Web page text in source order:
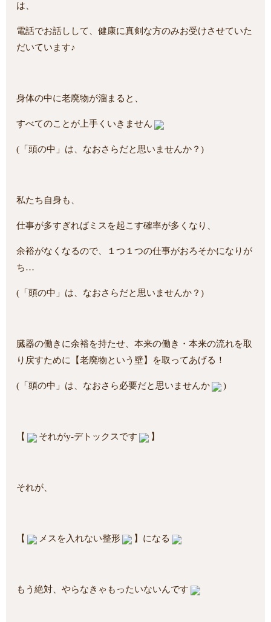
は、
電話でお話しして、健康に真剣な方のみお受けさせていた
だいています♪
身体の中に老廃物が溜まると、
すべてのことが上手くいきません
(「頭の中」は、なおさらだと思いませんか？)
私たち自身も、
仕事が多すぎればミスを起こす確率が多くなり、
余裕がなくなるので、１つ１つの仕事がおろそかになりが
ち…
(「頭の中」は、なおさらだと思いませんか？)
臓器の働きに余裕を持たせ、本来の働き・本来の流れを取
り戻すために【老廃物という壁】を取ってあげる！
(「頭の中」は、なおさら必要だと思いませんか )
【 それがy-デトックスです 】
それが、
【 メスを入れない整形 】になる
もう絶対、やらなきゃもったいないんです